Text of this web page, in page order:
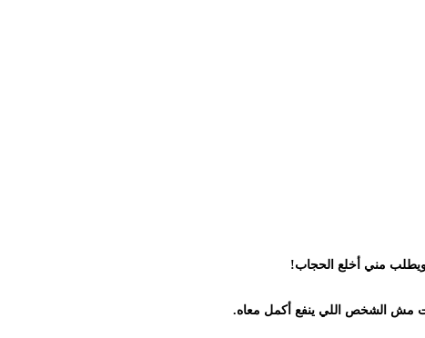
مني أخلع الحجاب!
مش الشخص اللي ينفع أكمل معاه.